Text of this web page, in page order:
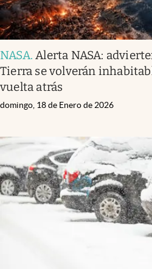
NASA. Alerta NASA:
Tierra se volverán
vuelta atrás
domingo, 18 de Enero de 2026